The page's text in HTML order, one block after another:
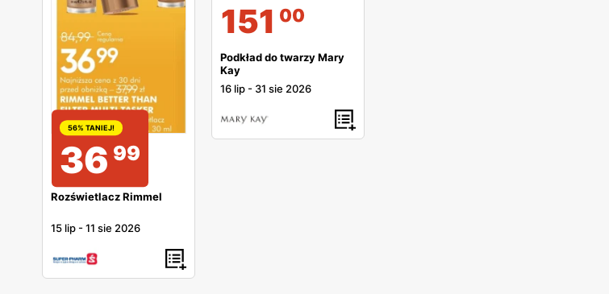
56% TANIEJ!
36 99
Rozświetlacz Rimmel
15 lip -11 sie 2026
151 00
Podkład do twarzy Mary
Kay
16 lip - 31 sie 2026